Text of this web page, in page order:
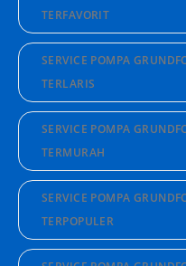
TERFAVORIT
SERVICE POMPA
TERLARIS
SERVICE POMPA
TERMURAH
SERVICE POMPA
TERPOPULER